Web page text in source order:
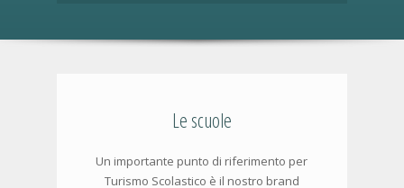
Le scuole
Un importante punto di riferimento per
Turismo Scolastico è il nostro brand